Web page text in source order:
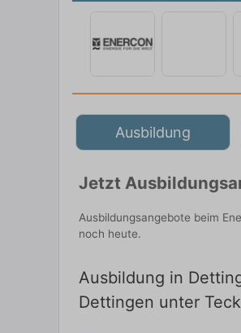
Ausbildung
Jetzt
Ausbildungsangebote beim
noch heute.
Ausbildung in
Dettingen unter Teck